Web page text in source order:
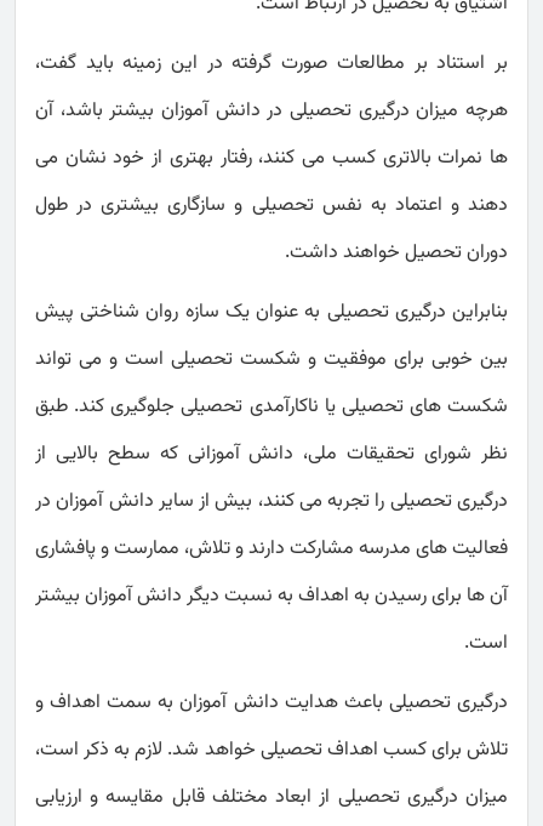
بر استناد بر مطالعات صورت گرفته در این زمینه باید گفت،
هرچه میزان درگیری تحصیلی در دانش آموزان بیشتر باشد، آن
ها نمرات بالاتری کسب می کنند، رفتار بهتری از خود نشان می
دهند و اعتماد به نفس تحصیلی و سازگاری بیشتری در طول
دوران تحصیل خواهند داشت.
بنابراین درگیری تحصیلی به عنوان یک سازه روان شناختی پیش
بین خوبی برای موفقیت و شکست تحصیلی است و می تواند
شکست های تحصیلی یا ناکارآمدی تحصیلی جلوگیری کند. طبق
نظر شورای تحقیقات ملی، دانش آموزانی که سطح بالایی از
درگیری تحصیلی را تجربه می کنند، بیش از سایر دانش آموزان در
فعالیت های مدرسه مشارکت دارند و تلاش، ممارست و پافشاری
آن ها برای رسیدن به اهداف به نسبت دیگر دانش آموزان بیشتر
است.
درگیری تحصیلی باعث هدایت دانش آموزان به سمت اهداف و
تلاش برای کسب اهداف تحصیلی خواهد شد. لازم به ذکر است،
میزان درگیری تحصیلی از ابعاد مختلف قابل مقایسه و ارزیابی